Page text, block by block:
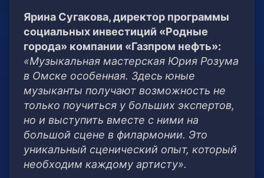
Ярина Сугакова, директор программы
социальных инвестиций «Родные
города» компании «Газпром нефть»:
«Музыкальная мастерская Юрия Розума
в Омске особенная. Здесь юные
музыканты получают возможность не
только поучиться у больших экспертов,
но и выступить вместе с ними на
большой сцене в филармонии. Это
уникальный сценический опыт, который
необходим каждому артисту».